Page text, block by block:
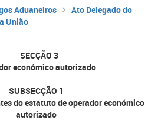
Aduaneiros
Ato Delegado do
União
SECÇÃO 3
económico autorizado
SUBSECÇÃO 1
do estatuto de operador económico
autorizado